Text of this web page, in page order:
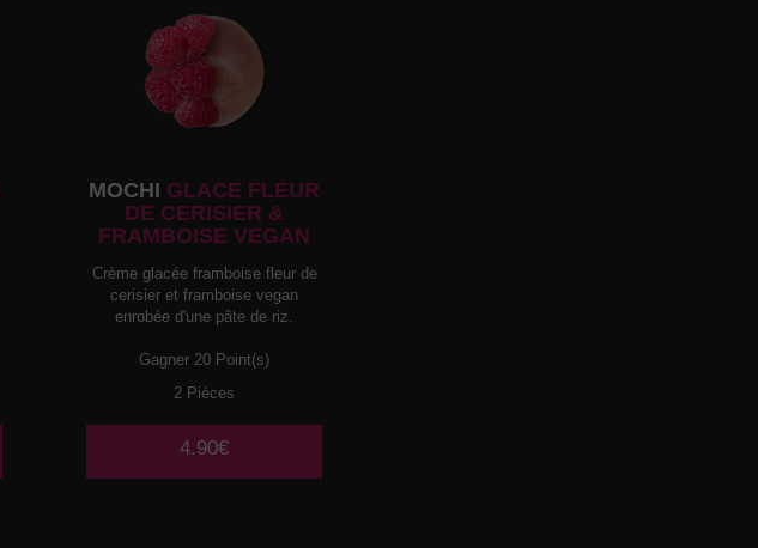
MOCHI GLACE FLEUR
DE CERISIER &
FRAMBOISE VEGAN
Crème glacée framboise fleur de
cerisier et framboise vegan
enrobée d'une pâte de riz.
Gagner 20 Point(s)
2 Pièces
4.90€